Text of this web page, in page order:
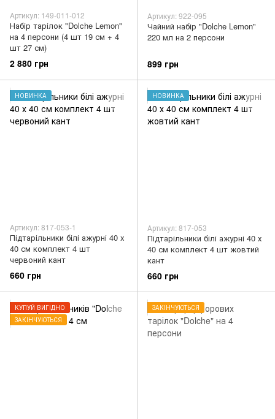
Артикул: 149-011-012
Набір тарілок "Dolche Lemon"
на 4 персони (4 шт 19 см + 4
шт 27 см)
2 880 грн
Артикул: 922-095
Чайний набір "Dolche Lemon"
220 мл на 2 персони
899 грн
НОВИНКА
Артикул: 817-053-1
Підтарільники білі ажурні 40 х
40 см комплект 4 шт
червоний кант
660 грн
НОВИНКА
Артикул: 817-053
Підтарільники білі ажурні 40 х
40 см комплект 4 шт жовтий
кант
660 грн
КУПУЙ ВИГІДНО
ЗАКІНЧУЮТЬСЯ
ЗАКІНЧУЮТЬСЯ